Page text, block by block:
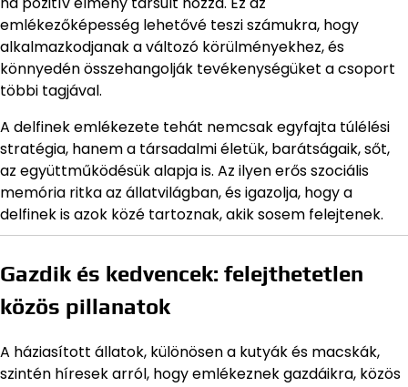
emlékezőképesség lehetővé teszi számukra, hogy
alkalmazkodjanak a változó körülményekhez, és
könnyedén összehangolják tevékenységüket a csoport
többi tagjával.
A delfinek emlékezete tehát nemcsak egyfajta túlélési
stratégia, hanem a társadalmi életük, barátságaik, sőt,
az együttműködésük alapja is. Az ilyen erős szociális
memória ritka az állatvilágban, és igazolja, hogy a
delfinek is azok közé tartoznak, akik sosem felejtenek.
Gazdik és kedvencek: felejthetetlen
közös pillanatok
A háziasított állatok, különösen a kutyák és macskák,
szintén híresek arról, hogy emlékeznek gazdáikra, közös